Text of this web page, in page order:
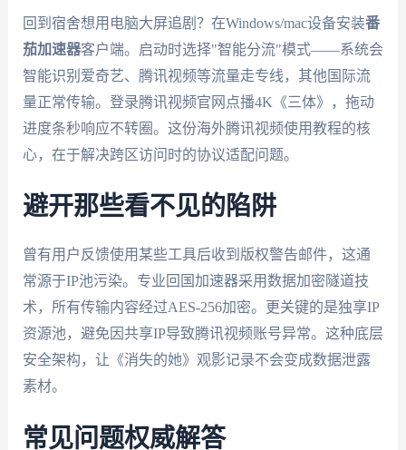
回到宿舍想用电脑大屏追剧？在Windows/mac设备安装番
茄加速器客户端。启动时选择"智能分流"模式——系统会
智能识别爱奇艺、腾讯视频等流量走专线，其他国际流
量正常传输。登录腾讯视频官网点播4K《三体》，拖动
进度条秒响应不转圈。这份海外腾讯视频使用教程的核
心，在于解决跨区访问时的协议适配问题。
避开那些看不见的陷阱
曾有用户反馈使用某些工具后收到版权警告邮件，这通
常源于IP池污染。专业回国加速器采用数据加密隧道技
术，所有传输内容经过AES-256加密。更关键的是独享IP
资源池，避免因共享IP导致腾讯视频账号异常。这种底层
安全架构，让《消失的她》观影记录不会变成数据泄露
素材。
常见问题权威解答